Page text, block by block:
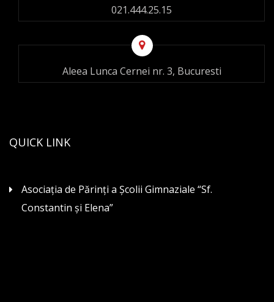
021.444.25.15
Aleea Lunca Cernei nr. 3, Bucuresti
QUICK LINK
Asociaţia de Părinţi a Şcolii Gimnaziale “Sf.
Constantin şi Elena”